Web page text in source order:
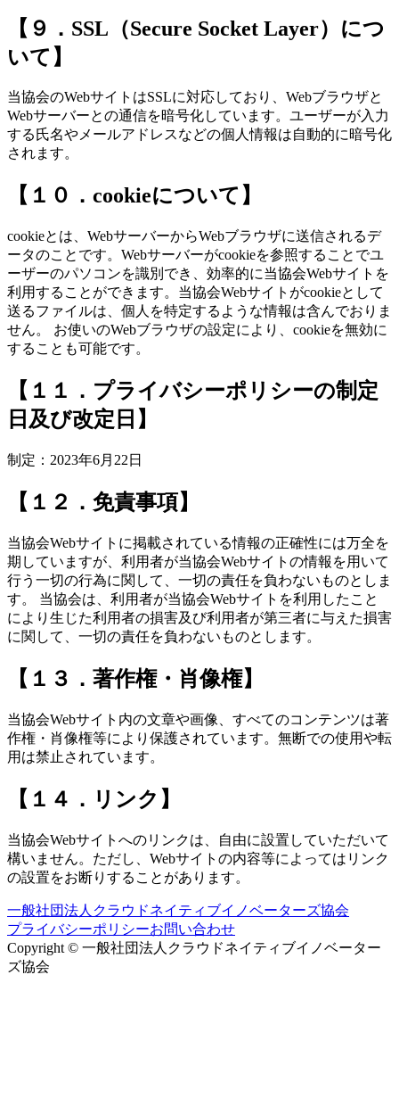
【９．SSL（Secure Socket Layer）につ
いて】
当協会のWebサイトはSSLに対応しており、Webブラウザと
Webサーバーとの通信を暗号化しています。ユーザーが入力
する氏名やメールアドレスなどの個人情報は自動的に暗号化
されます。
【１０．cookieについて】
cookieとは、WebサーバーからWebブラウザに送信されるデ
ータのことです。Webサーバーがcookieを参照することでユ
ーザーのパソコンを識別でき、効率的に当協会Webサイトを
利用することができます。当協会Webサイトがcookieとして
送るファイルは、個人を特定するような情報は含んでおりま
せん。 お使いのWebブラウザの設定により、cookieを無効に
することも可能です。
【１１．プライバシーポリシーの制定
日及び改定日】
制定：2023年6月22日
【１２．免責事項】
当協会Webサイトに掲載されている情報の正確性には万全を
期していますが、利用者が当協会Webサイトの情報を用いて
行う一切の行為に関して、一切の責任を負わないものとしま
す。 当協会は、利用者が当協会Webサイトを利用したこと
により生じた利用者の損害及び利用者が第三者に与えた損害
に関して、一切の責任を負わないものとします。
【１３．著作権・肖像権】
当協会Webサイト内の文章や画像、すべてのコンテンツは著
作権・肖像権等により保護されています。無断での使用や転
用は禁止されています。
【１４．リンク】
当協会Webサイトへのリンクは、自由に設置していただいて
構いません。ただし、Webサイトの内容等によってはリンク
の設置をお断りすることがあります。
一般社団法人クラウドネイティブイノベーターズ協会
プライバシーポリシーお問い合わせ
Copyright © 一般社団法人クラウドネイティブイノベーター
ズ協会